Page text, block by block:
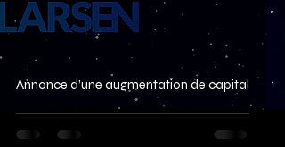
Annonce d’une augmentation de capital